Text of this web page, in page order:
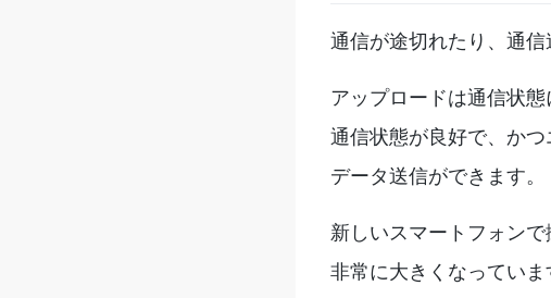
通信が途切れたり、通信
アップロードは通信状態
通信状態が良好で、か
データ送信ができます。
新しいスマートフォン
非常に大きくなっていま